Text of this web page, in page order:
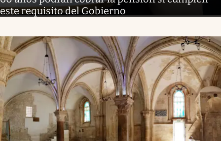
este requisito del Gobierno